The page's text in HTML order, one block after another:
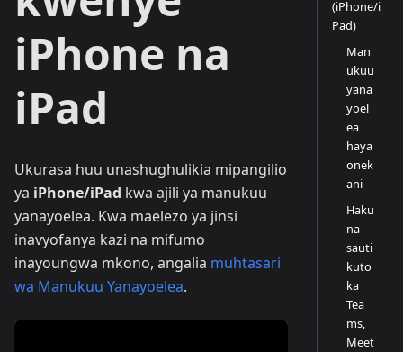
iPhone na
iPad
Ukurasa huu unashughulikia mipangilio
ya iPhone/iPad kwa ajili ya manukuu
yanayoelea. Kwa maelezo ya jinsi
inavyofanya kazi na mifumo
inayoungwa mkono, angalia muhtasari
wa Manukuu Yanayoelea.
(iPhone/i
Pad)
Man
ukuu
yana
yoel
ea
haya
onek
ani
Haku
na
sauti
kuto
ka
Tea
ms,
Meet